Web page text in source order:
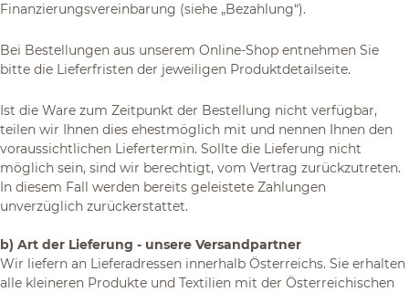
Finanzierungsvereinbarung (siehe „Bezahlung“).
Bei Bestellungen aus unserem Online-Shop entnehmen Sie
bitte die Lieferfristen der jeweiligen Produktdetailseite.
Ist die Ware zum Zeitpunkt der Bestellung nicht verfügbar,
teilen wir Ihnen dies ehestmöglich mit und nennen Ihnen den
voraussichtlichen Liefertermin. Sollte die Lieferung nicht
möglich sein, sind wir berechtigt, vom Vertrag zurückzutreten.
In diesem Fall werden bereits geleistete Zahlungen
unverzüglich zurückerstattet.
b) Art der Lieferung - unsere Versandpartner
Wir liefern an Lieferadressen innerhalb Österreichs. Sie erhalten
alle kleineren Produkte und Textilien mit der Österreichischen